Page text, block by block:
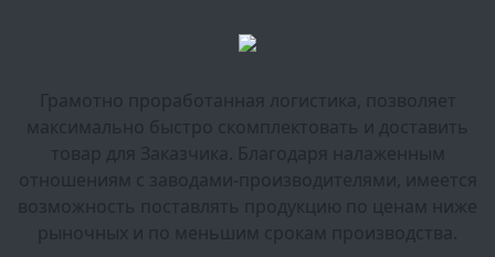
Грамотно проработанная логистика, позволяет
максимально быстро скомплектовать и доставить
товар для Заказчика. Благодаря налаженным
отношениям с заводами-производителями, имеется
возможность поставлять продукцию по ценам ниже
рыночных и по меньшим срокам производства.